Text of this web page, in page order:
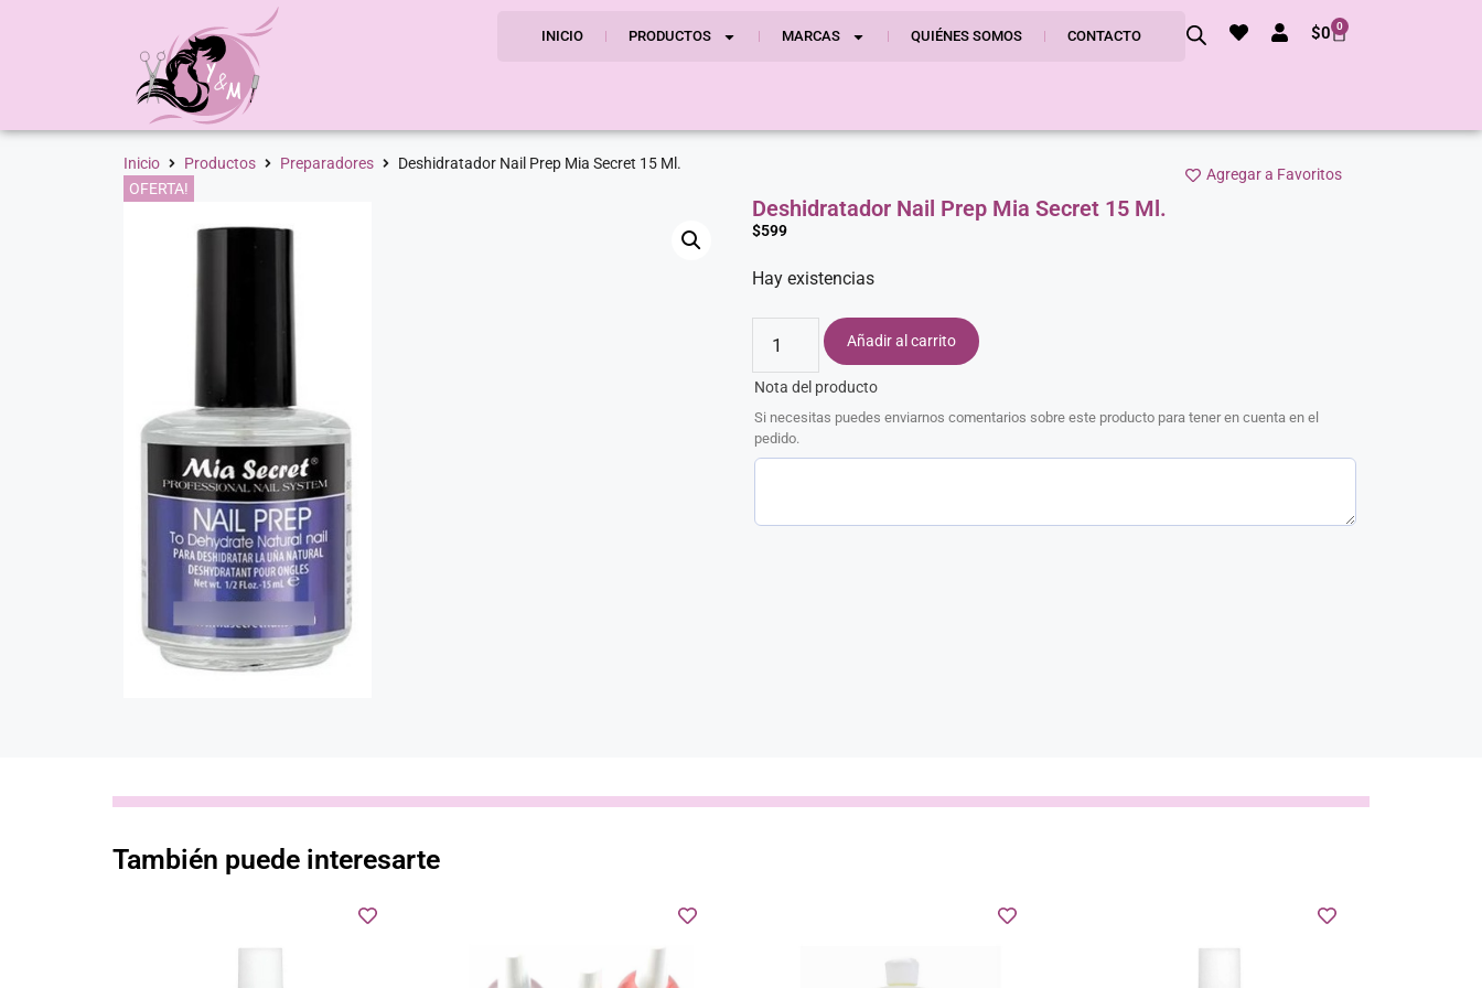
INICIO PRODUCTOS MARCAS QUIÉNES SOMOS CONTACTO $0 0
Inicio Productos Preparadores
Deshidratador Nail Prep Mia Secret 15 Ml.
OFERTA!
Agregar a Favoritos
Deshidratador Nail Prep Mia Secret 15 Ml.
$599
Hay existencias
Añadir al carrito
Nota del producto
Si necesitas puedes enviarnos comentarios sobre este producto para tener en cuenta en el
pedido.
También puede interesarte